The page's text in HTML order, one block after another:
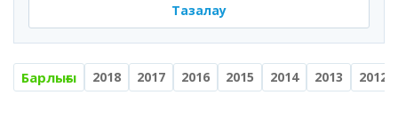
Тазалау
Барлығы 2018 2017 2016 2015 2014 2013 2012